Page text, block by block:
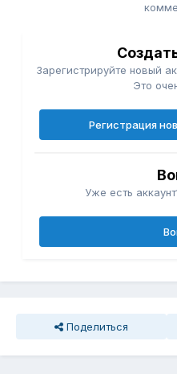
Зарегистрируйте новый
Это
Регистрация
Уже есть
Поделиться